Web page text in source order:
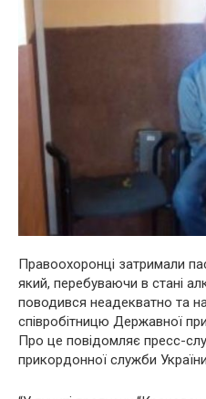
Правоохоронці затримали
який, перебуваючи в стані
поводився неадекватно та
cпівробітницю Державної
Про це повідомляє пресс-
прикордонної служби